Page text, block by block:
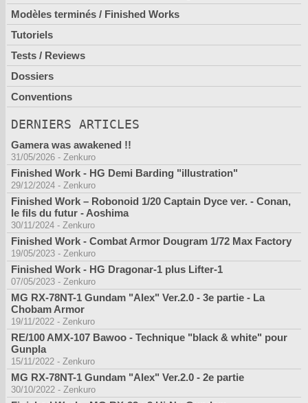
Modèles terminés / Finished Works
Tutoriels
Tests / Reviews
Dossiers
Conventions
DERNIERS ARTICLES
Gamera was awakened !!
31/05/2026 - Zenkuro
Finished Work - HG Demi Barding "illustration"
29/12/2024 - Zenkuro
Finished Work – Robonoid 1/20 Captain Dyce ver. - Conan,
le fils du futur - Aoshima
30/11/2024 - Zenkuro
Finished Work - Combat Armor Dougram 1/72 Max Factory
19/05/2023 - Zenkuro
Finished Work - HG Dragonar-1 plus Lifter-1
07/05/2023 - Zenkuro
MG RX-78NT-1 Gundam "Alex" Ver.2.0 - 3e partie - La
Chobam Armor
19/11/2022 - Zenkuro
RE/100 AMX-107 Bawoo - Technique "black & white" pour
Gunpla
15/11/2022 - Zenkuro
MG RX-78NT-1 Gundam "Alex" Ver.2.0 - 2e partie
30/10/2022 - Zenkuro